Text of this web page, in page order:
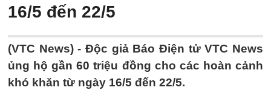
16/5 đến 22/5
(VTC News) - Độc giả Báo Điện tử VTC News
ủng hộ gần 60 triệu đồng cho các hoàn cảnh
khó khăn từ ngày 16/5 đến 22/5.